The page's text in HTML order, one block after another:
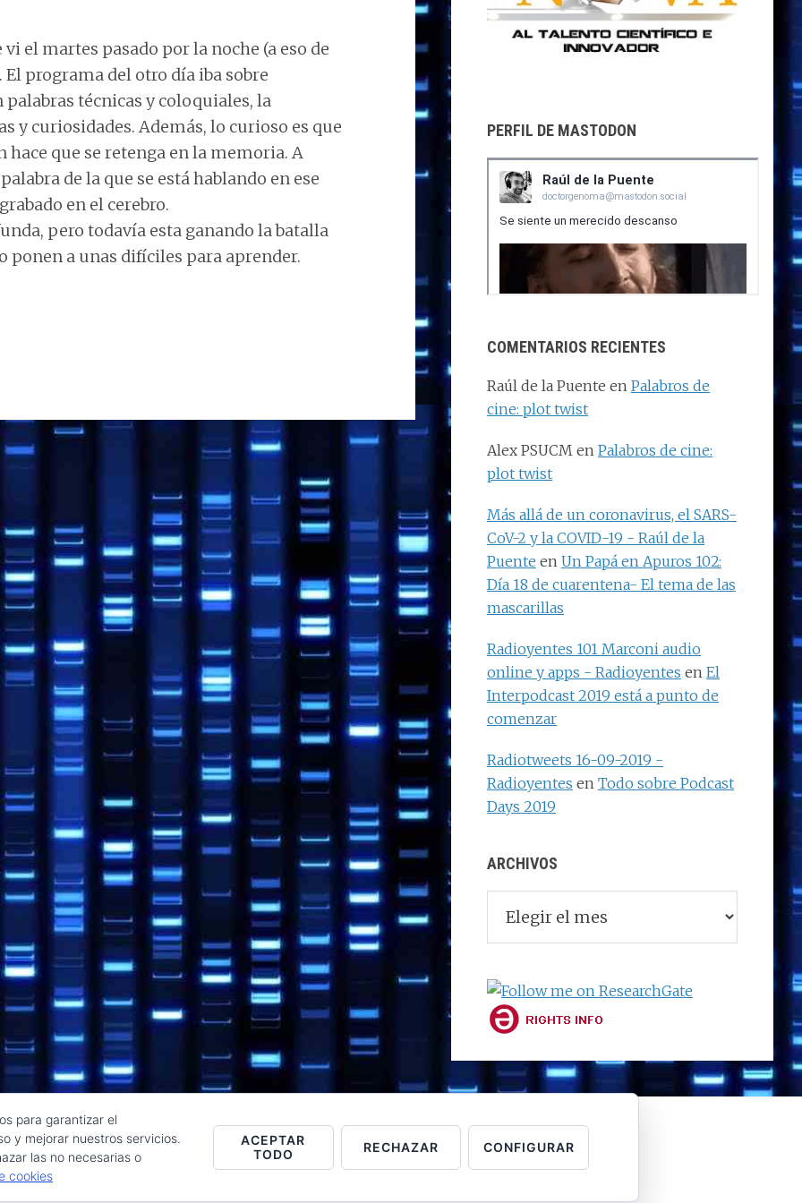
el martes pasado por la noche (a eso de
El programa del otro día iba sobre
técnicas y coloquiales, la
y curiosidades. Además, lo curioso es que
que se retenga en la memoria. A
de la que se está hablando en ese
en el cerebro.
pero todavía esta ganando la batalla
ponen a unas difíciles para aprender.
PERFIL DE MASTODON
COMENTARIOS RECIENTES
Raúl de la Puente en Palabros de
cine: plot twist
Alex PSUCM en Palabros de cine:
plot twist
Más allá de un coronavirus, el SARS-
CoV-2 y la COVID-19 - Raúl de la
Puente en Un Papá en Apuros 102:
Día 18 de cuarentena- El tema de las
mascarillas
Radioyentes 101 Marconi audio
online y apps - Radioyentes en El
Interpodcast 2019 está a punto de
comenzar
Radiotweets 16-09-2019 -
Radioyentes en Todo sobre Podcast
Days 2019
ARCHIVOS
Raúl de la Puente - Derechos reservados© 2026 · Acceder
para garantizar el
y mejorar nuestros servicios.
las no necesarias o
cookies
ACEPTAR
TODO
RECHAZAR CONFIGURAR